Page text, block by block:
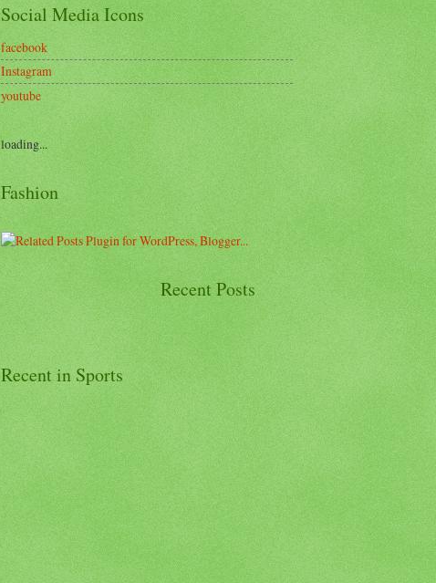
Social Media Icons
facebook
Instagram
youtube
loading...
Fashion
Recent in Sports
Recent Posts